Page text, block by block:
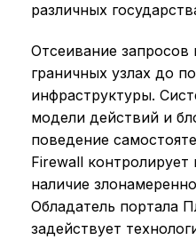
различных
Отсеивание запросов
граничных узлах до
инфраструктуры.
модели действий и
поведение
Firewall
наличие
Обладатель портала
задействует